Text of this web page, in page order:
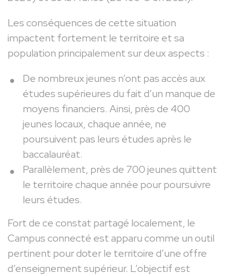
Les conséquences de cette situation
impactent fortement le territoire et sa
population principalement sur deux aspects :
De nombreux jeunes n’ont pas accès aux
études supérieures du fait d’un manque de
moyens financiers. Ainsi, près de 400
jeunes locaux, chaque année, ne
poursuivent pas leurs études après le
baccalauréat.
Parallèlement, près de 700 jeunes quittent
le territoire chaque année pour poursuivre
leurs études.
Fort de ce constat partagé localement, le
Campus connecté est apparu comme un outil
pertinent pour doter le territoire d’une offre
d’enseignement supérieur. L’objectif est